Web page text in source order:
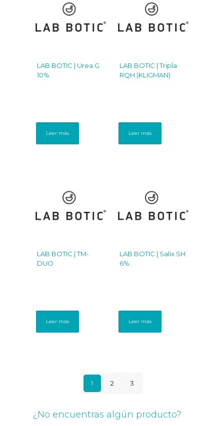
LAB BOTIC | Urea G
10%
Leer más
LAB BOTIC | Tripla
RQH (KLIGMAN)
Leer más
LAB BOTIC | TM-
DUO
Leer más
LAB BOTIC | Salix SH
6%
Leer más
1 2 3
¿No encuentras algún producto?